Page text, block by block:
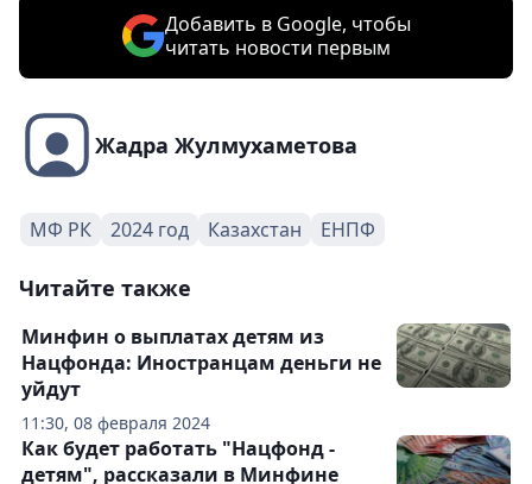
Добавить в Google, чтобы
читать новости первым
Жадра Жулмухаметова
МФ РК 2024 год Казахстан ЕНПФ
Читайте также
11:30, 08 февраля 2024
Минфин о выплатах детям из
Нацфонда: Иностранцам деньги не
уйдут
Как будет работать "Нацфонд -
детям", рассказали в Минфине